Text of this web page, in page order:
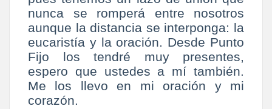
nunca se romperá entre nosotros
aunque la distancia se interponga: la
eucaristía y la oración. Desde Punto
Fijo los tendré muy presentes,
espero que ustedes a mí también.
Me los llevo en mi oración y mi
corazón.